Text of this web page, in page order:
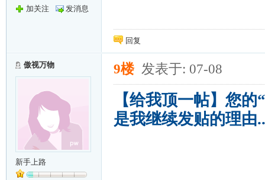
加关注
发消息
回复
傲视万物
新手上路
9楼 发表于: 07-08
【给我顶一帖】您
是我继续发贴的理由